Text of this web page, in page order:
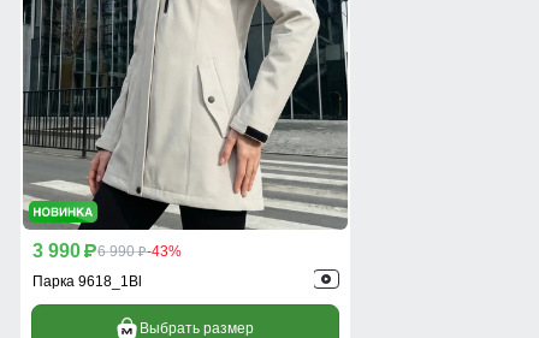
3 990 p6 990 p-43%
Парка 9618_1Bl
Выбрать размер